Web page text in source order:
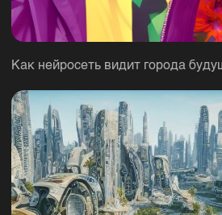
Как нейросеть видит города